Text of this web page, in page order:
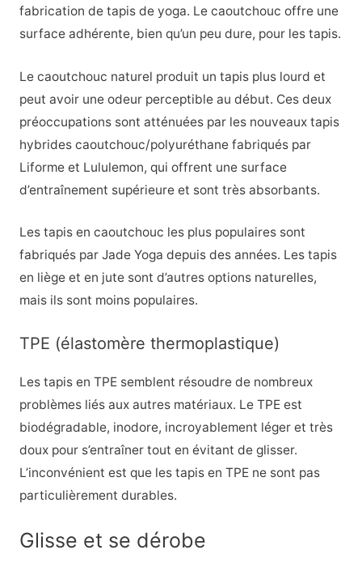
fabrication de tapis de yoga. Le caoutchouc offre une
surface adhérente, bien qu’un peu dure, pour les tapis.
Le caoutchouc naturel produit un tapis plus lourd et
peut avoir une odeur perceptible au début. Ces deux
préoccupations sont atténuées par les nouveaux tapis
hybrides caoutchouc/polyuréthane fabriqués par
Liforme et Lululemon, qui offrent une surface
d’entraînement supérieure et sont très absorbants.
Les tapis en caoutchouc les plus populaires sont
fabriqués par Jade Yoga depuis des années. Les tapis
en liège et en jute sont d’autres options naturelles,
mais ils sont moins populaires.
TPE (élastomère thermoplastique)
Les tapis en TPE semblent résoudre de nombreux
problèmes liés aux autres matériaux. Le TPE est
biodégradable, inodore, incroyablement léger et très
doux pour s’entraîner tout en évitant de glisser.
L’inconvénient est que les tapis en TPE ne sont pas
particulièrement durables.
Glisse et se dérobe